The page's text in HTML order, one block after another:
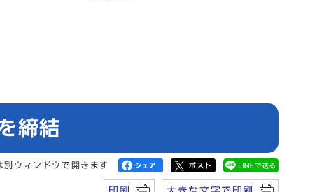
締結
別ウィンドウで開きます